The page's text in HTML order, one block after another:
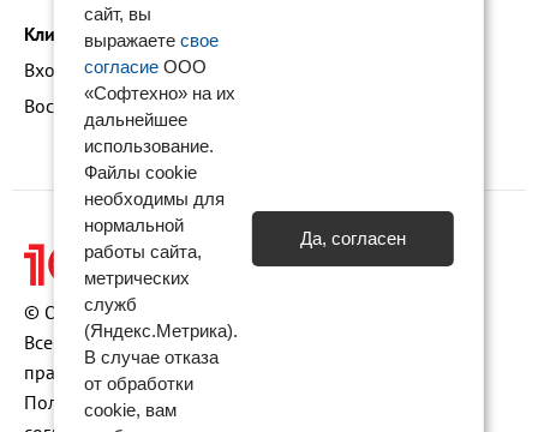
Клиентам
Вход в личный кабинет
Восстановление доступа к сервису 1С:БО
© ООО «Софтехно» Все права защищены.
Все торговые марки являются собственностью их
правообладателей.
Политика конфиденциальности
сайт, вы
выражаете свое
согласиеООО
«Софтехно» на их
дальнейшее
использование.
Файлы cookie
необходимы для
нормальной
работы сайта,
метрических
служб
(Яндекс.Метрика).
В случае отказа
от обработки
cookie, вам
Да, согласен